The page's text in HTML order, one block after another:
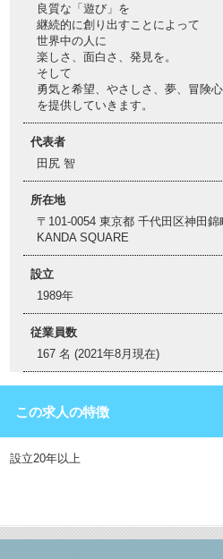
良質な「遊び」を
継続的に創り出すことによって
世界中の人に
楽しさ、面白さ、発見を。
そして
勇気と希望、やさしさ、夢、冒険心
を提供していきます。
代表者
田尻 智
所在地
〒101-0054 東京都 千代田区神田錦
KANDA SQUARE
設立
1989年
従業員数
167 名 (2021年8月現在)
この求人の特徴
設立20年以上